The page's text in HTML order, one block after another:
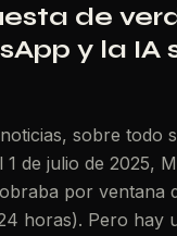
de
y la IA
sobre todo
1 de julio de 2025,
por ventana
horas). Pero hay